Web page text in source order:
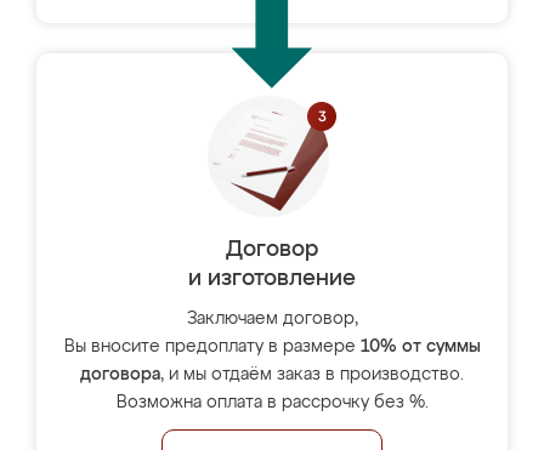
Договор
и изготовление
Заключаем договор,
Вы вносите предоплату в размере 10% от суммы
договора, и мы отдаём заказ в производство.
Возможна оплата в рассрочку без %.